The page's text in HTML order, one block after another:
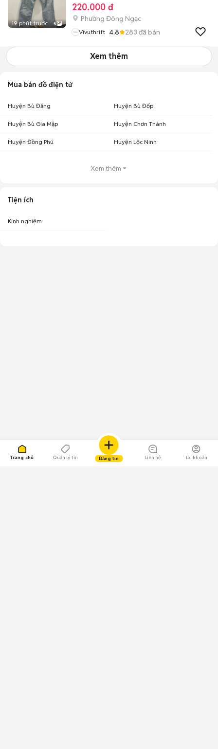
Trang chủ Quản lý tin Đăng tin Liên hệ Tài khoản
19 phút trước 5
220.000 đ
Phường Đông Ngạc
Vivuthrift 4.8 283 đã bán
Xem thêm
Mua bán đồ điện tử
Huyện Bù Đăng Huyện Bù Đốp
Huyện Bù Gia Mập Huyện Chơn Thành
Huyện Đồng Phú Huyện Lộc Ninh
Xem thêm
Tiện ích
Kinh nghiệm